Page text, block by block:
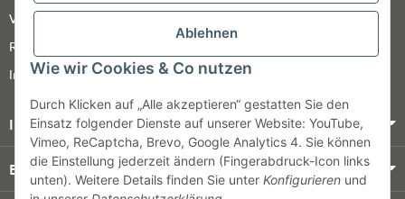
Ablehnen
Wie wir Cookies & Co nutzen
Durch Klicken auf „Alle akzeptieren“ gestatten Sie den
Einsatz folgender Dienste auf unserer Website: YouTube,
Vimeo, ReCaptcha, Brevo, Google Analytics 4. Sie können
die Einstellung jederzeit ändern (Fingerabdruck-Icon links
unten). Weitere Details finden Sie unter Konfigurieren und
Versandinformationen
Retour
Impressum
Informationen
Bezahlung & Versand